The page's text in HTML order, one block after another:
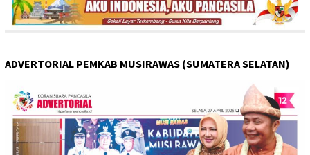
ADVERTORIAL PEMKAB MUSIRAWAS (SUMATERA SELATAN)